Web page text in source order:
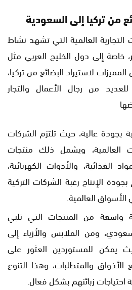
من تركيا إلى السعودية
التجارية العالمية التي تشهد نشاط
إلى دول الخليج العربي مثل
لاستيراد البضائع من تركيا،
من رجال الأعمال والتجار
بجودة عالية، حيث تلتزم الشركات
العالمية، ويشمل ذلك منتجات
الغذائية، والأدوات الكهربائية،
الإنتاج رغبة الشركات التركية
العالمية.
واسعة من المنتجات التي تلبي
ومن الملابس والأزياء إلى
يمكن للمستوردين العثور على
والمتطلبات، وهذا التنوع
احتياجات زبائنهم بشكل فعال.